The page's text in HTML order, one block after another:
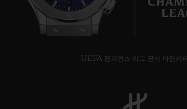
UEFA 챔피언스 리그 공식 타임키퍼